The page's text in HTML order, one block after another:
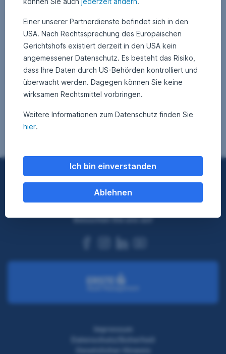
.
r
0
5
Die vier Jahreszeiten – oder wann soll ich Aktien,
Genauso wie in der Natur, gibt es in der Wirtschaft verschiedene
Jahreszeiten. Das hat auch auf die Börsen Einfluss – je nach Jahreszeit
machen verschiedene Anlageklassen wie Aktien, Gold oder Anleihen
Sinn. Die gute Nachricht für Anleger:innen: Man muss sich nicht
zwingend mit den Jahreszeiten beschäftigen, sondern kann das ganz
Die vier Jahreszeiten – oder wann soll ich Aktien,
Weiterlesen
Nach oben
Besuchen Sie uns auf
instagram
linkedin
Impressum
Einer unserer Partnerdienste befindet sich in den
USA. Nach Rechtssprechung des Europäischen
Gerichtshofs existiert derzeit in den USA kein
angemessener Datenschutz. Es besteht das Risiko,
dass Ihre Daten durch US-Behörden kontrolliert und
überwacht werden. Dagegen können Sie keine
wirksamen Rechtsmittel vorbringen.
Weitere Informationen zum Datenschutz finden Sie
hier.
Ich bin einverstanden
Ablehnen